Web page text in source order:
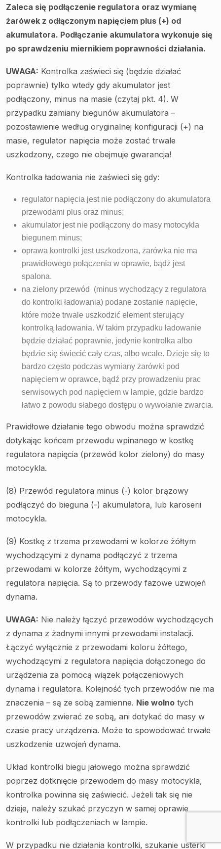
Zaleca się podłączenie regulatora oraz wymianę
żarówek z odłączonym napięciem plus (+) od
akumulatora. Podłączanie akumulatora wykonuje się
po sprawdzeniu miernikiem poprawności działania.
UWAGA: Kontrolka zaświeci się (będzie działać
poprawnie) tylko wtedy gdy akumulator jest
podłączony, minus na masie (czytaj pkt. 4). W
przypadku zamiany biegunów akumulatora –
pozostawienie według oryginalnej konfiguracji (+) na
masie, regulator napięcia może zostać trwale
uszkodzony, czego nie obejmuje gwarancja!
Kontrolka ładowania nie zaświeci się gdy:
regulator napięcia jest nie podłączony do akumulatora
przewodami plus oraz minus;
akumulator jest nie podłączony do masy motocykla
biegunem minus;
oprawa kontrolki jest uszkodzona, żarówka nie ma
prawidłowego połączenia w oprawie, bądź jest
spalona.
na zielony przewód (minus wychodzący z regulatora
do kontrolki ładowania) podane zostanie napięcie,
które może trwale uszkodzić element sterujący
kontrolką ładowania. W takim przypadku ładowanie
będzie działać poprawnie, jedynie kontrolka albo
będzie się świecić cały czas, albo wcale. Dzieje się to
bardzo często podczas wymiany żarówki pod
napięciem w oprawce, bądź przy prowadzeniu prac
serwisowych pod napięciem w lampie, gdzie bardzo
łatwo z powodu słabego dostępu o wywołanie zwarcia.
Prawidłowe działanie tego obwodu można sprawdzić
dotykając końcem przewodu wpinanego w kostkę
regulatora napięcia (przewód kolor zielony) do masy
motocykla.
(8) Przewód regulatora minus (-) kolor brązowy
podłączyć do bieguna (-) akumulatora, lub karoserii
motocykla.
(9) Kostkę z trzema przewodami w kolorze żółtym
wychodzącymi z dynama podłączyć z trzema
przewodami w kolorze żółtym, wychodzącymi z
regulatora napięcia. Są to przewody fazowe uzwojeń
dynama.
UWAGA: Nie należy łączyć przewodów wychodzących
z dynama z żadnymi innymi przewodami instalacji.
Łączyć wyłącznie z przewodami koloru żółtego,
wychodzącymi z regulatora napięcia dołączonego do
urządzenia za pomocą wiązek połączeniowych
dynama i regulatora. Kolejność tych przewodów nie ma
znaczenia – są ze sobą zamienne. Nie wolno tych
przewodów zwierać ze sobą, ani dotykać do masy w
czasie pracy urządzenia. Może to spowodować trwałe
uszkodzenie uzwojeń dynama.
Układ kontrolki biegu jałowego można sprawdzić
poprzez dotknięcie przewodem do masy motocykla,
kontrolka powinna się zaświecić. Jeżeli tak się nie
dzieje, należy szukać przyczyn w samej oprawie
kontrolki lub podłączeniach w lampie.
W przypadku nie działania kontrolki, szukanie usterki